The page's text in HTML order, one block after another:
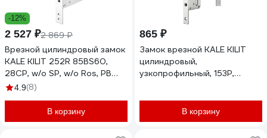
-12%
2 527 ₽2 869 ₽
Врезной цилиндровый замок
KALE KILIT 252R 85BS60,
28CP, w/o SP, w/o Ros, PB
252R0000078
4.9(8)
В корзину
865 ₽
Замок врезной KALE KILIT
цилиндровый,
узкопрофильный, 153Р,
В корзину